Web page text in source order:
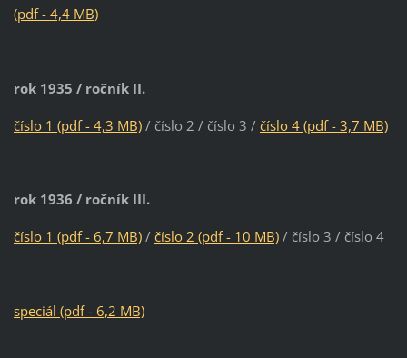
(pdf - 4,4 MB)
rok 1935 / ročník II.
číslo 1 (pdf - 4,3 MB)/ číslo 2 / číslo 3 / číslo 4 (pdf - 3,7 MB)
rok 1936 / ročník III.
číslo 1 (pdf - 6,7 MB)/ číslo 2 (pdf - 10 MB)/ číslo 3 / číslo 4
speciál (pdf - 6,2 MB)